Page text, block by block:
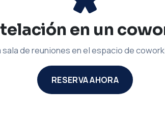
en un
de reuniones en el espacio de
RESERVA AHORA